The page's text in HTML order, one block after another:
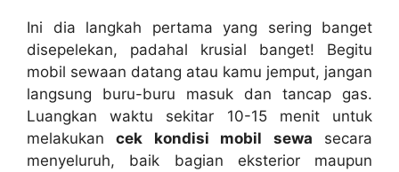
Ini dia langkah pertama yang sering banget
disepelekan, padahal krusial banget! Begitu
mobil sewaan datang atau kamu jemput, jangan
langsung buru-buru masuk dan tancap gas.
Luangkan waktu sekitar 10-15 menit untuk
melakukancek kondisi mobil sewa secara
menyeluruh, baik bagian eksterior maupun